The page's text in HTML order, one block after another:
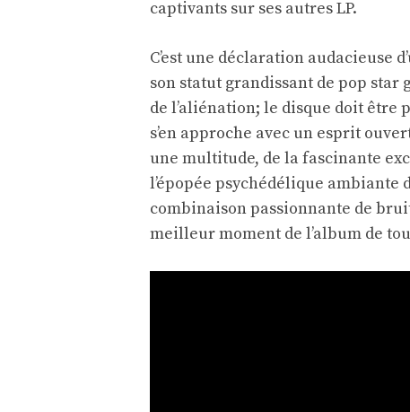
captivants sur ses autres LP.
C’est une déclaration audacieuse
son statut grandissant de pop star
de l’aliénation; le disque doit être
s’en approche avec un esprit
une multitude, de la fascinante
l’épopée psychédélique ambiante
combinaison passionnante de
meilleur moment de l’album de